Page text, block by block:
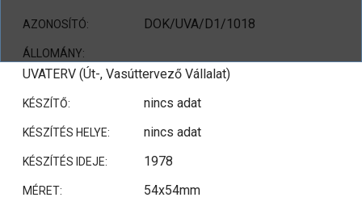
AZONOSÍTÓ: DOK/UVA/D1/1018
ÁLLOMÁNY:
UVATERV (Út-, Vasúttervező Vállalat)
KÉSZÍTŐ: nincs adat
KÉSZÍTÉS HELYE: nincs adat
KÉSZÍTÉS IDEJE: 1978
MÉRET: 54x54mm